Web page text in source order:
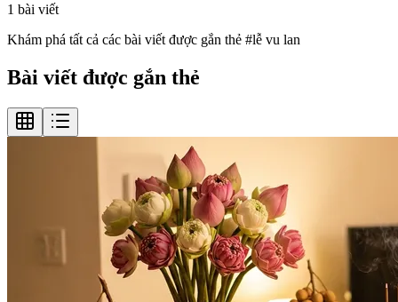
1 bài viết
Khám phá tất cả các bài viết được gắn thẻ #lễ vu lan
Bài viết được gắn thẻ